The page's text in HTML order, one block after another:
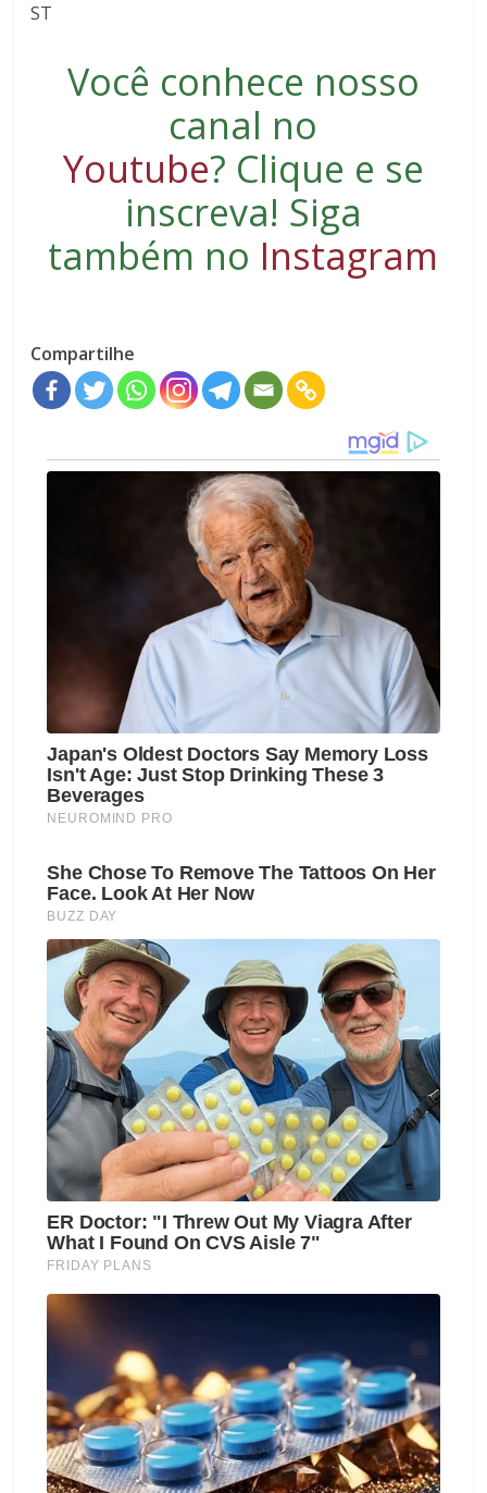
ST
Você conhece nosso
canal no
Youtube? Clique e se
inscreva! Siga
também no Instagram
Compartilhe